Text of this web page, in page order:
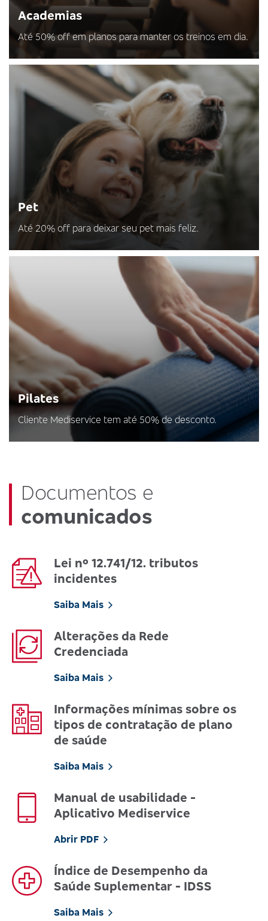
Academias
Até 50% off em planos para manter os treinos em dia.
Pet
Até 20% off para deixar seu pet mais feliz.
Pilates
Cliente Mediservice tem até 50% de desconto.
Documentos e
comunicados
Lei nº 12.741/12. tributos
incidentes
Saiba Mais
Alterações da Rede
Credenciada
Saiba Mais
Informações mínimas sobre os
tipos de contratação de plano
de saúde
Saiba Mais
Manual de usabilidade -
Aplicativo Mediservice
Abrir PDF
Índice de Desempenho da
Saúde Suplementar - IDSS
Saiba Mais